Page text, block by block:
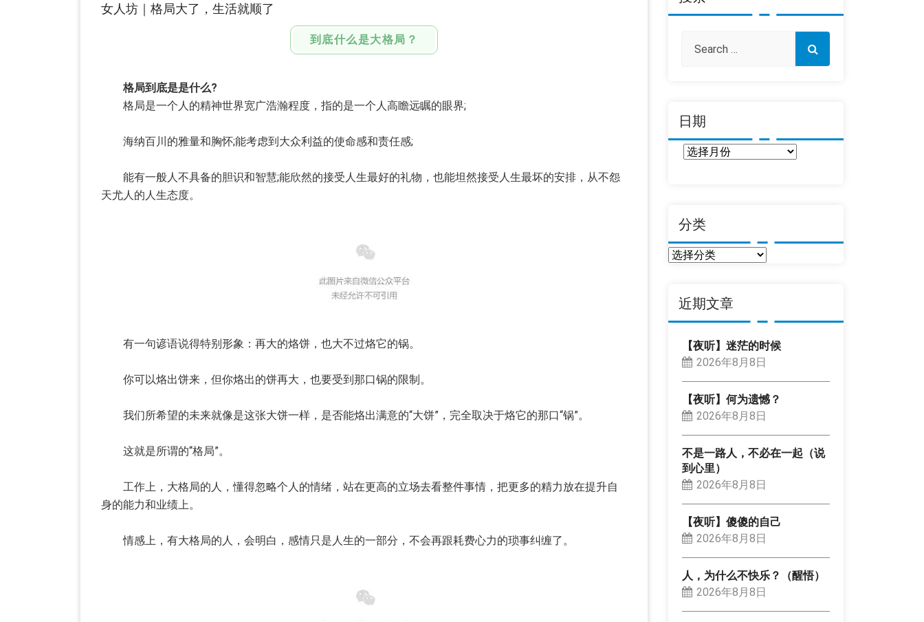
女人坊｜格局大了，生活就顺了
到底什么是大格局？
格局到底是是什么?
格局是一个人的精神世界宽广浩瀚程度，指的是一个人高瞻远瞩的眼界;
海纳百川的雅量和胸怀;能考虑到大众利益的使命感和责任感;
能有一般人不具备的胆识和智慧;能欣然的接受人生最好的礼物，也能坦然接受人生最坏的安排，从不怨
天尤人的人生态度。
有一句谚语说得特别形象：再大的烙饼，也大不过烙它的锅。
你可以烙出饼来，但你烙出的饼再大，也要受到那口锅的限制。
我们所希望的未来就像是这张大饼一样，是否能烙出满意的“大饼”，完全取决于烙它的那口“锅”。
这就是所谓的“格局”。
工作上，大格局的人，懂得忽略个人的情绪，站在更高的立场去看整件事情，把更多的精力放在提升自
身的能力和业绩上。
情感上，有大格局的人，会明白，感情只是人生的一部分，不会再跟耗费心力的琐事纠缠了。
日期
分类
分
近期文章
【夜听】迷茫的时候
2026年8月8日
【夜听】何为遗憾？
2026年8月8日
不是一路人，不必在一起（说
到心里）
2026年8月8日
【夜听】傻傻的自己
2026年8月8日
人，为什么不快乐？（醒悟）
2026年8月8日